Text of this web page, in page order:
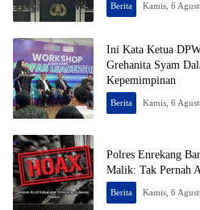
Berita Kamis, 6
Ini Kata Ketua
Grehanita Syam
Kepemimpinan
Berita Kamis, 6
Polres Enrekang
Malik: Tak Pernah
Berita Kamis, 6